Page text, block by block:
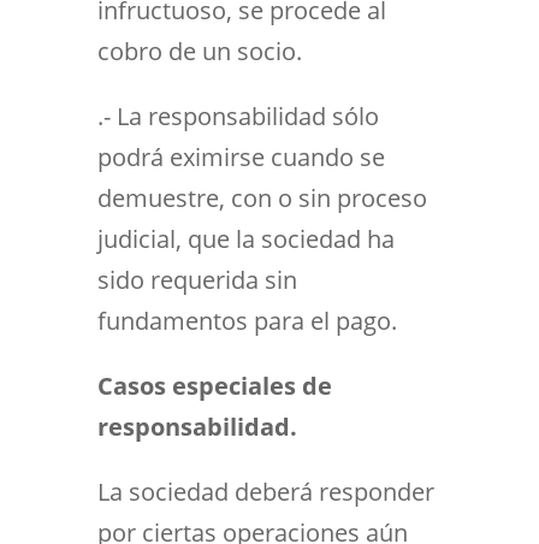
infructuoso, se procede al
cobro de un socio.
.- La responsabilidad sólo
podrá eximirse cuando se
demuestre, con o sin proceso
judicial, que la sociedad ha
sido requerida sin
fundamentos para el pago.
Casos especiales de
responsabilidad.
La sociedad deberá responder
por ciertas operaciones aún